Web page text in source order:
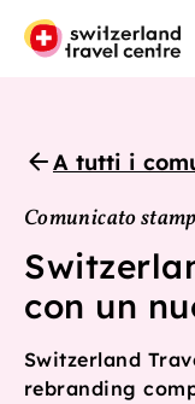
A tutti i
Comunicato
con un
Switzerland
rebranding